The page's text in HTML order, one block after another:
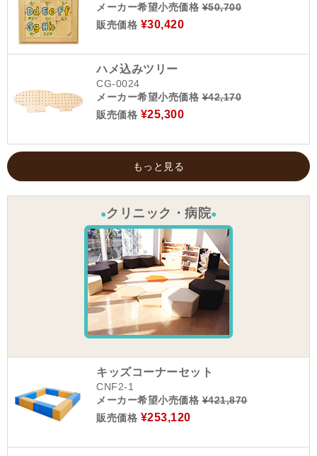
メーカー希望小売価格¥50,700
販売価格 ¥30,420
ハメ込みツリー
CG-0024
メーカー希望小売価格¥42,170
販売価格 ¥25,300
もっと見る
●クリニック・病院●
キッズコーナーセット
CNF2-1
メーカー希望小売価格¥421,870
販売価格 ¥253,120